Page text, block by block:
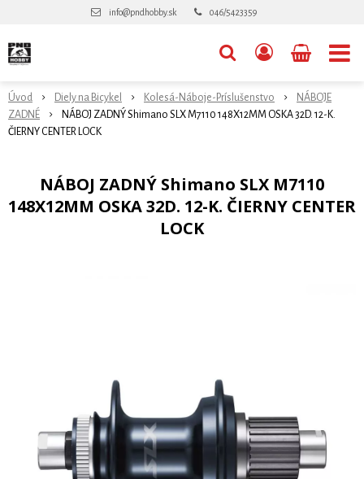
info@pndhobby.sk 046/5423359
Úvod Diely na Bicykel Kolesá-Náboje-Príslušenstvo
NÁBOJE
ZADNÉ
NÁBOJ ZADNÝ Shimano SLX M7110 148X12MM OSKA 32D. 12-K.
ČIERNY CENTER LOCK
NÁBOJ ZADNÝ Shimano SLX M7110
148X12MM OSKA 32D. 12-K. ČIERNY CENTER
LOCK